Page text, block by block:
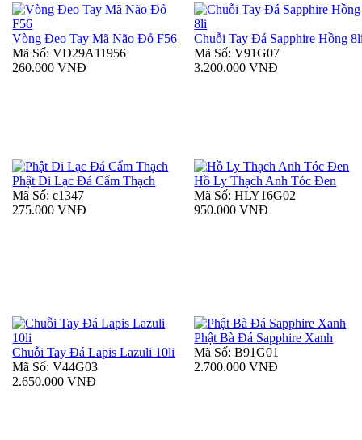
Vòng Đeo Tay Mã Não Đỏ F56
Mã Số: VD29A11956
260.000 VNĐ
Chuỗi Tay Đá Sapphire Hồng
Mã Số: V91G07
3.200.000 VNĐ
Phật Di Lạc Đá Cẩm Thạch
Mã Số: c1347
275.000 VNĐ
Hồ Ly Thạch Anh Tóc Đen
Mã Số: HLY16G02
950.000 VNĐ
Chuỗi Tay Đá Lapis Lazuli 10li
Mã Số: V44G03
2.650.000 VNĐ
Phật Bà Đá Sapphire Xanh
Mã Số: B91G01
2.700.000 VNĐ